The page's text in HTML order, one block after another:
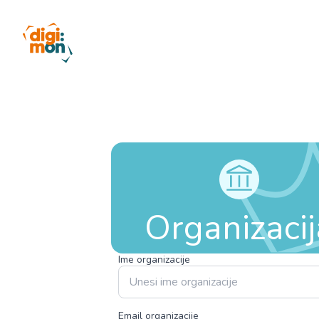
Ime organizacije
Email organizacije